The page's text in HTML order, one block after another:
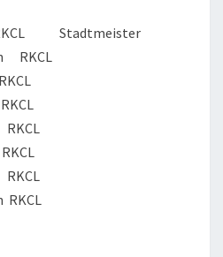
Stadtmeister
RKCL
RKCL